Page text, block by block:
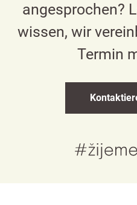
angesprochen?
wissen, wir
Termin